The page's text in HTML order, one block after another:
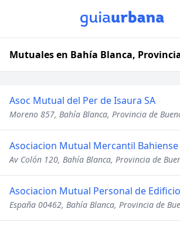
Asoc Mutual del Per de Isaura SA
Moreno 857, Bahía Blanca, Provincia de
Asociacion Mutual Mercantil Bahiense
Av Colón 120, Bahía Blanca, Provincia de
España 00462, Bahía Blanca, Provincia de